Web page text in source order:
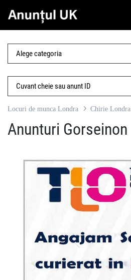
Locuri de munca Londra Chirie Londra
Anunturi Gorseinon